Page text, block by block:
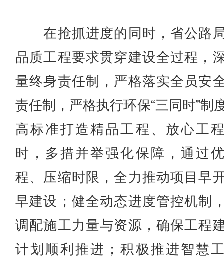
在抢抓进度的同时，省公路
品质工程要求贯穿建设全过程，
量终身责任制，严格落实全员安
责任制，严格执行环保“三同时”制
高标准打造精品工程、放心工
时，多措并举强化保障，通过
程、压缩时限，全力推动项目早
早建设；健全动态进度管控机制
调配施工力量与资源，确保工程
计划顺利推进；积极推进智慧